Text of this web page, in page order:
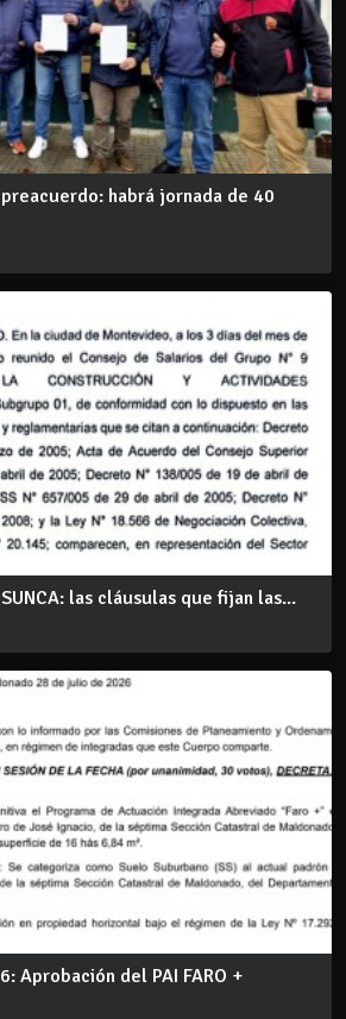
preacuerdo: habrá jornada de 40
las cláusulas que fijan las...
Aprobación del PAI FARO +